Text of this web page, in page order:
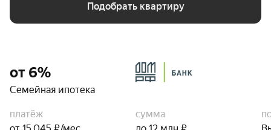
Подобрать квартиру
от 6%
Семейная ипотека
платёж
сумма